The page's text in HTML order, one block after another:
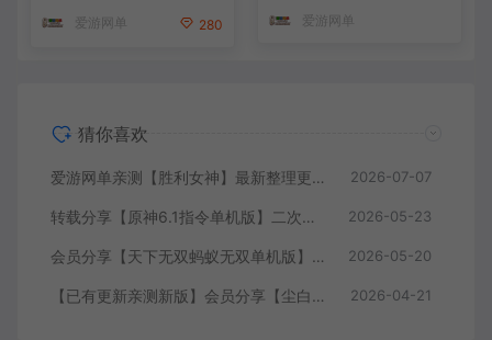
爱游网单 280 爱游网单
猜你喜欢
爱游网单亲测【胜利女神】最新整理更新第7版148.10.5NIKKE胜利女神妮姬单机版方舟活动148版本官服GM可无限抽卡全剧情免虚拟机一键端视频安装教学 2026-07-07
转载分享【原神6.1指令单机版】二次元网游单机版 指令模拟端 登录 战斗 地图 魔物 背包 抽卡 商店 MOD 未亲测图文教学 2026-05-23
会员分享【天下无双蚂蚁无双单机版】最新整理单机版本 带GM命令后台 武侠怀旧网游 免虚拟机一键端 配套视频教学 2026-05-20
【已有更新亲测新版】会员分享【尘白单机版】二次元射击类网游单机版一键端 2026-04-21